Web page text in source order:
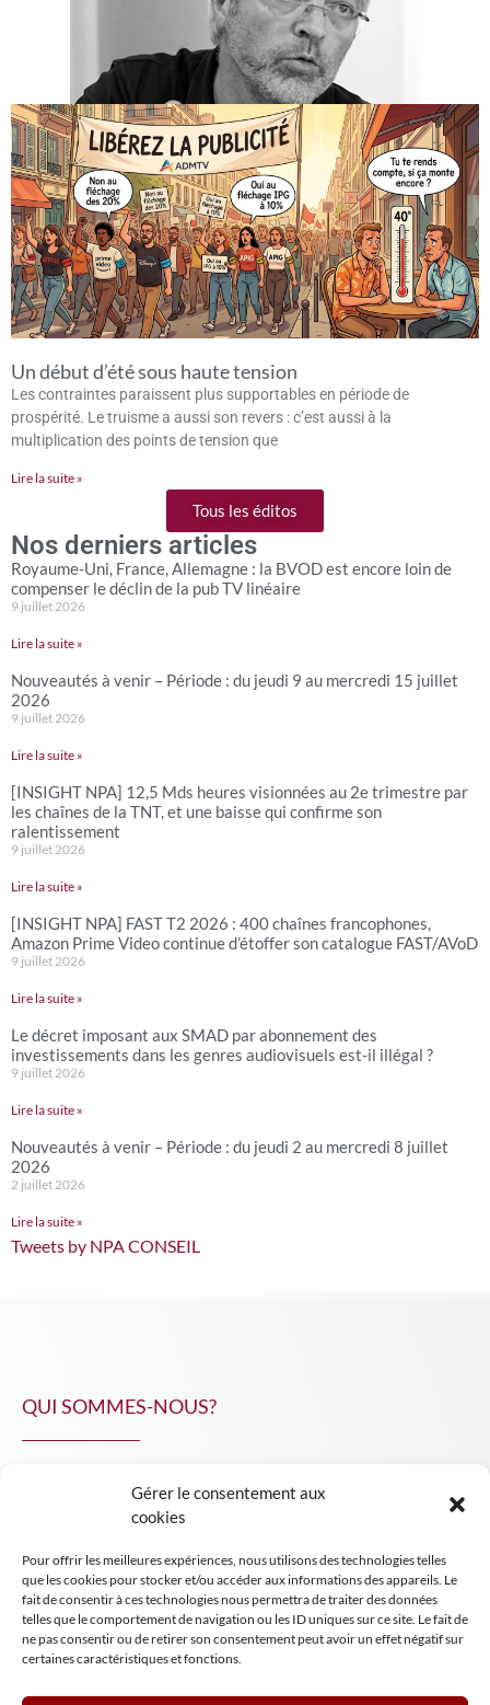
Gérer le consentement aux
cookies
Pour offrir les meilleures expériences, nous utilisons des technologies telles
que les cookies pour stocker et/ou accéder aux informations des appareils. Le
fait de consentir à ces technologies nous permettra de traiter des données
telles que le comportement de navigation ou les ID uniques sur ce site. Le fait de
ne pas consentir ou de retirer son consentement peut avoir un effet négatif sur
certaines caractéristiques et fonctions.
Un début d’été sous haute tension
Les contraintes paraissent plus supportables en période de
prospérité. Le truisme a aussi son revers : c’est aussi à la
multiplication des points de tension que
Lire la suite »
Tous les éditos
Nos derniers articles
Royaume-Uni, France, Allemagne : la BVOD est encore loin de
compenser le déclin de la pub TV linéaire
9 juillet 2026
Lire la suite »
Nouveautés à venir – Période : du jeudi 9 au mercredi 15 juillet
2026
9 juillet 2026
Lire la suite »
[INSIGHT NPA] 12,5 Mds heures visionnées au 2e trimestre par
les chaînes de la TNT, et une baisse qui confirme son
ralentissement
9 juillet 2026
Lire la suite »
[INSIGHT NPA] FAST T2 2026 : 400 chaînes francophones,
Amazon Prime Video continue d’étoffer son catalogue FAST/AVoD
9 juillet 2026
Lire la suite »
Le décret imposant aux SMAD par abonnement des
investissements dans les genres audiovisuels est-il illégal ?
9 juillet 2026
Lire la suite »
Nouveautés à venir – Période : du jeudi 2 au mercredi 8 juillet
2026
2 juillet 2026
Lire la suite »
Tweets by NPA CONSEIL
QUI SOMMES-NOUS?
INSIGHT NPA